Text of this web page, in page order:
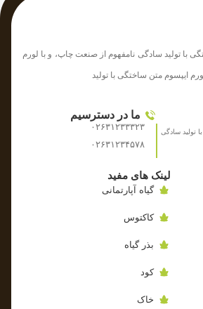
با تولید سادگی نامفهوم از صنعت چاپ، و با لورم
ایپسوم متن ساختگی با تولید
تولید سادگی
ما در دسترسیم
۰۲۶۳۱۲۳۳۳۲۳
۰۲۶۳۱۲۳۴۵۷۸
لینک های مفید
گیاه آپارتمانی
کاکتوس
بذر گیاه
کود
خاک